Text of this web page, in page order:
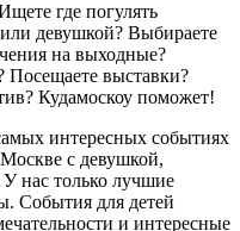
где погулять
девушкой? Выбираете
на выходные?
Посещаете выставки?
Кудамоскоу поможет!
интересных событиях
с девушкой,
нас только лучшие
События для детей
и интересные